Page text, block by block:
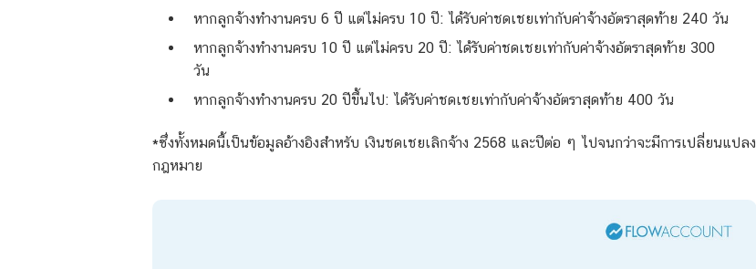
หากลูกจ้างทำงานครบ 6 ปี แต่ไม่ครบ 10 ปี: ได้รับค่าชดเชยเท่ากับค่าจ้างอัตราสุดท้าย 240 วัน
หากลูกจ้างทำงานครบ 10 ปี แต่ไม่ครบ 20 ปี: ได้รับค่าชดเชยเท่ากับค่าจ้างอัตราสุดท้าย 300
วัน
หากลูกจ้างทำงานครบ 20 ปีขึ้นไป: ได้รับค่าชดเชยเท่ากับค่าจ้างอัตราสุดท้าย 400 วัน
*ซึ่งทั้งหมดนี้เป็นข้อมูลอ้างอิงสำหรับ เงินชดเชยเลิกจ้าง 2568 และปีต่อ ๆ ไปจนกว่าจะมีการเปลี่ยนแปลง
กฎหมาย